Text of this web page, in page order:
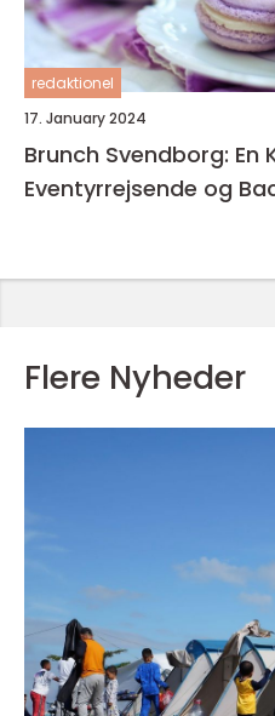
redaktionel
17. January 2024
Brunch Svendborg: En
Eventyrrejsende og
Flere Nyheder